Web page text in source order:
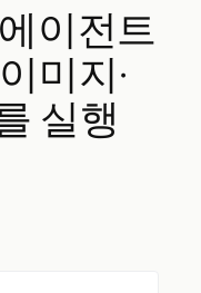
이전트
미지·
실행